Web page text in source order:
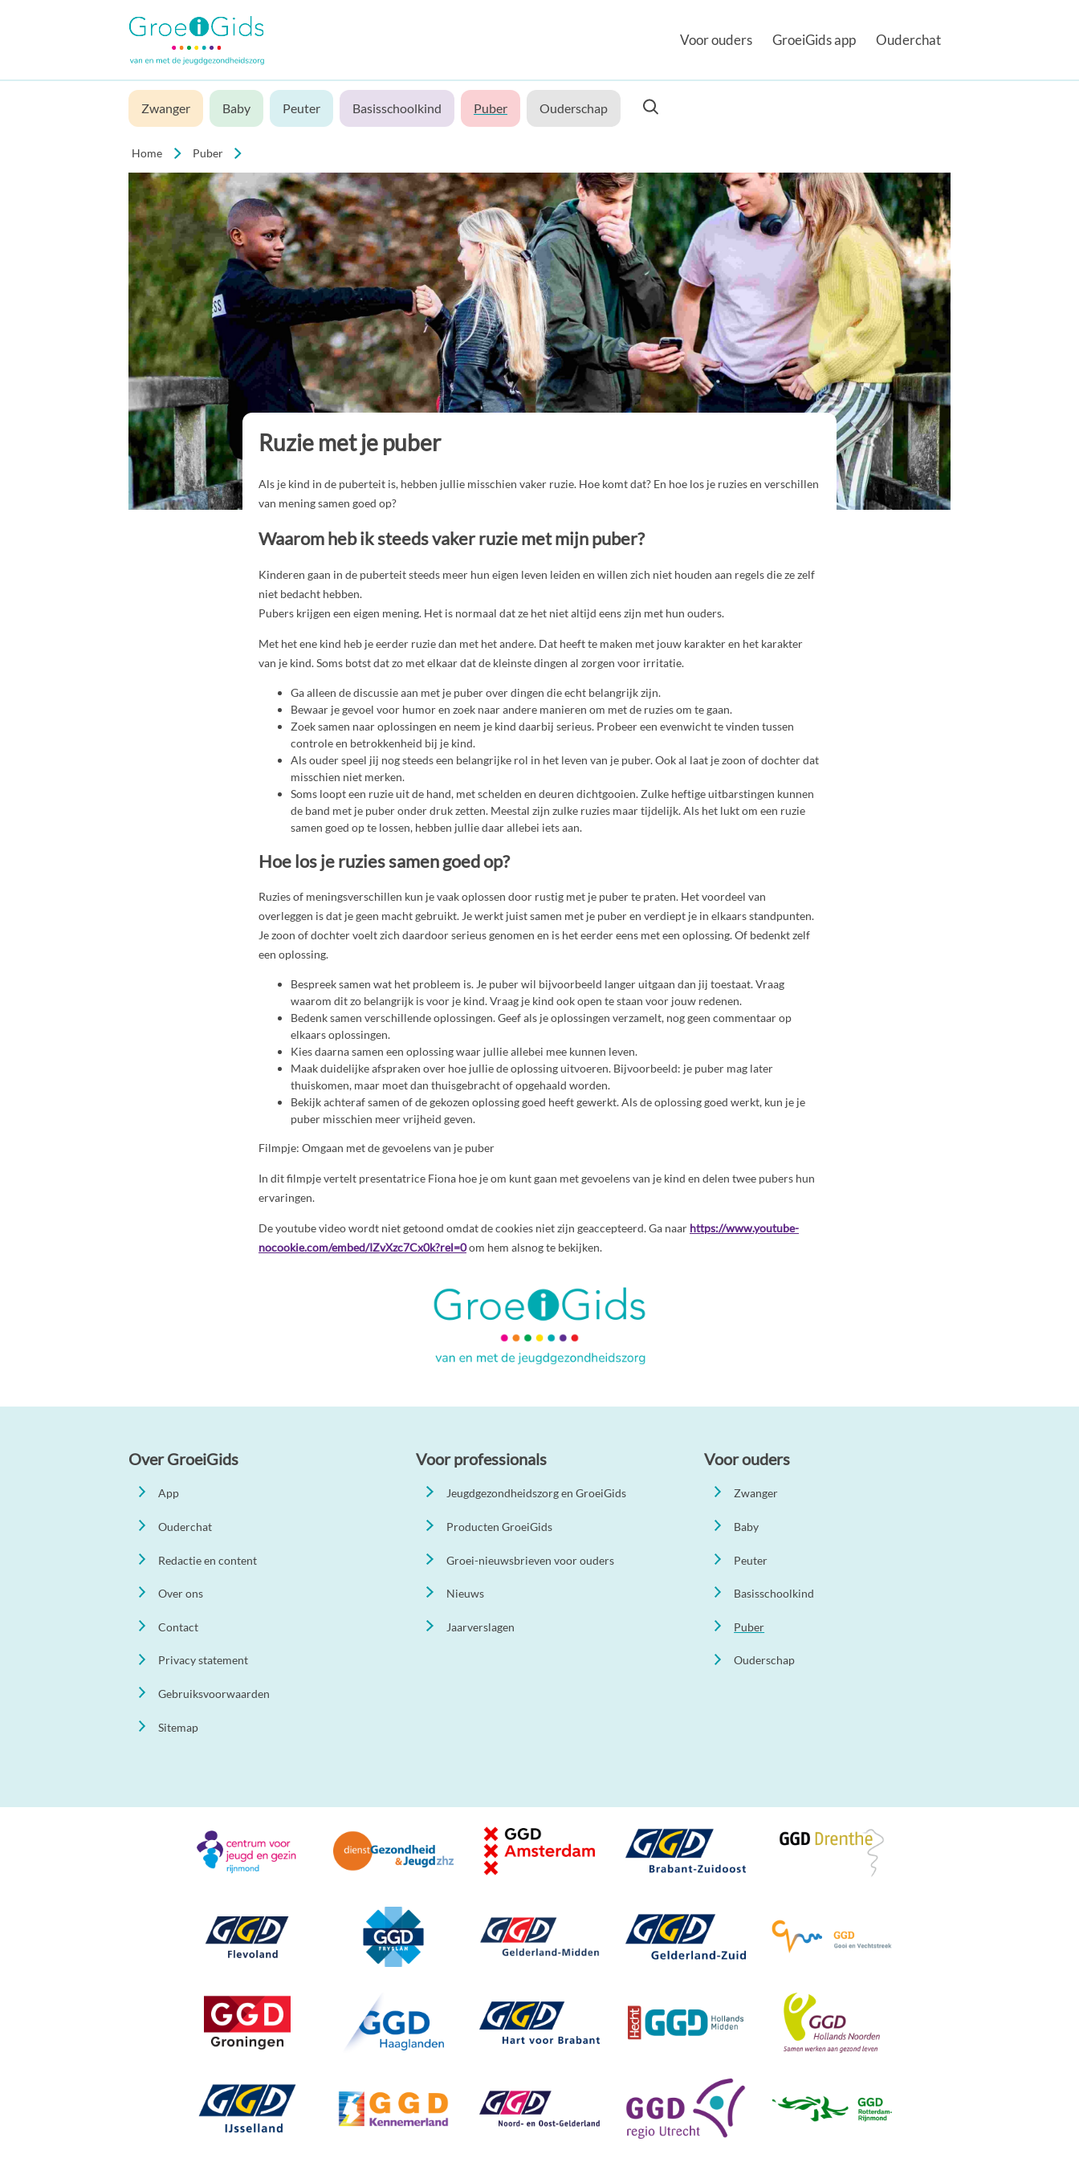
Voor ouders GroeiGids app Ouderchat
Zwanger Baby Peuter Basisschoolkind Puber Ouderschap
Home Puber
Ruzie met je puber
Als je kind in de puberteit is, hebben jullie misschien vaker ruzie. Hoe komt dat? En hoe los je ruzies en verschillen
van mening samen goed op?
Waarom heb ik steeds vaker ruzie met mijn puber?
Kinderen gaan in de puberteit steeds meer hun eigen leven leiden en willen zich niet houden aan regels die ze zelf
niet bedacht hebben.
Pubers krijgen een eigen mening. Het is normaal dat ze het niet altijd eens zijn met hun ouders.
Met het ene kind heb je eerder ruzie dan met het andere. Dat heeft te maken met jouw karakter en het karakter
van je kind. Soms botst dat zo met elkaar dat de kleinste dingen al zorgen voor irritatie.
Ga alleen de discussie aan met je puber over dingen die echt belangrijk zijn.
Bewaar je gevoel voor humor en zoek naar andere manieren om met de ruzies om te gaan.
Zoek samen naar oplossingen en neem je kind daarbij serieus. Probeer een evenwicht te vinden tussen
controle en betrokkenheid bij je kind.
Als ouder speel jij nog steeds een belangrijke rol in het leven van je puber. Ook al laat je zoon of dochter dat
misschien niet merken.
Soms loopt een ruzie uit de hand, met schelden en deuren dichtgooien. Zulke heftige uitbarstingen kunnen
de band met je puber onder druk zetten. Meestal zijn zulke ruzies maar tijdelijk. Als het lukt om een ruzie
samen goed op te lossen, hebben jullie daar allebei iets aan.
Hoe los je ruzies samen goed op?
Ruzies of meningsverschillen kun je vaak oplossen door rustig met je puber te praten. Het voordeel van
overleggen is dat je geen macht gebruikt. Je werkt juist samen met je puber en verdiept je in elkaars standpunten.
Je zoon of dochter voelt zich daardoor serieus genomen en is het eerder eens met een oplossing. Of bedenkt zelf
een oplossing.
Bespreek samen wat het probleem is. Je puber wil bijvoorbeeld langer uitgaan dan jij toestaat. Vraag
waarom dit zo belangrijk is voor je kind. Vraag je kind ook open te staan voor jouw redenen.
Bedenk samen verschillende oplossingen. Geef als je oplossingen verzamelt, nog geen commentaar op
elkaars oplossingen.
Kies daarna samen een oplossing waar jullie allebei mee kunnen leven.
Maak duidelijke afspraken over hoe jullie de oplossing uitvoeren. Bijvoorbeeld: je puber mag later
thuiskomen, maar moet dan thuisgebracht of opgehaald worden.
Bekijk achteraf samen of de gekozen oplossing goed heeft gewerkt. Als de oplossing goed werkt, kun je je
puber misschien meer vrijheid geven.
Filmpje: Omgaan met de gevoelens van je puber
In dit filmpje vertelt presentatrice Fiona hoe je om kunt gaan met gevoelens van je kind en delen twee pubers hun
ervaringen.
De youtube video wordt niet getoond omdat de cookies niet zijn geaccepteerd. Ga naar https://www.youtube-
nocookie.com/embed/IZvXzc7Cx0k?rel=0om hem alsnog te bekijken.
Over GroeiGids
App
Ouderchat
Redactie en content
Over ons
Contact
Privacy statement
Gebruiksvoorwaarden
Sitemap
Voor professionals
Jeugdgezondheidszorg en GroeiGids
Producten GroeiGids
Groei-nieuwsbrieven voor ouders
Nieuws
Jaarverslagen
Voor ouders
Zwanger
Baby
Peuter
Basisschoolkind
Puber
Ouderschap